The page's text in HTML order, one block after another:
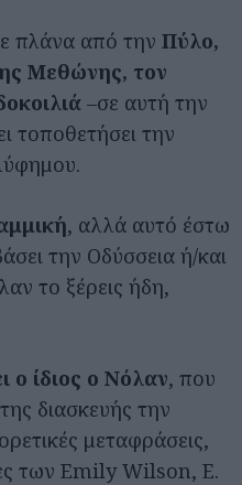
πλάνα από την Πύλο,
Μεθώνης, τον
–σε αυτή την
τοποθετήσει την
, αλλά αυτό έστω
την Οδύσσεια ή/και
το ξέρεις ήδη,
ο ίδιος ο Νόλαν, που
διασκευής την
μεταφράσεις,
των Emily Wilson, E.